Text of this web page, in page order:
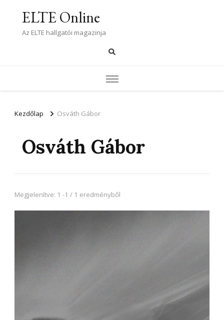
ELTE Online
Az ELTE hallgatói magazinja
Kezdőlap Osváth Gábor
Osváth Gábor
Megjelenítve: 1 -1 / 1 eredményből